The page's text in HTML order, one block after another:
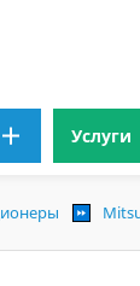
Услуги